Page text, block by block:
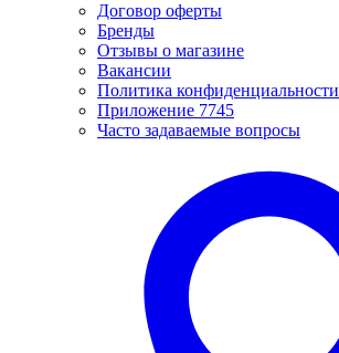
Договор оферты
Бренды
Отзывы о магазине
Вакансии
Политика конфиденциальности
Приложение 7745
Часто задаваемые вопросы